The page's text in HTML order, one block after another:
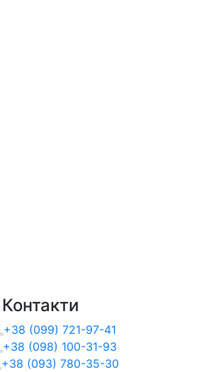
Контакти
+38 (099) 721-97-41
+38 (098) 100-31-93
+38 (093) 780-35-30